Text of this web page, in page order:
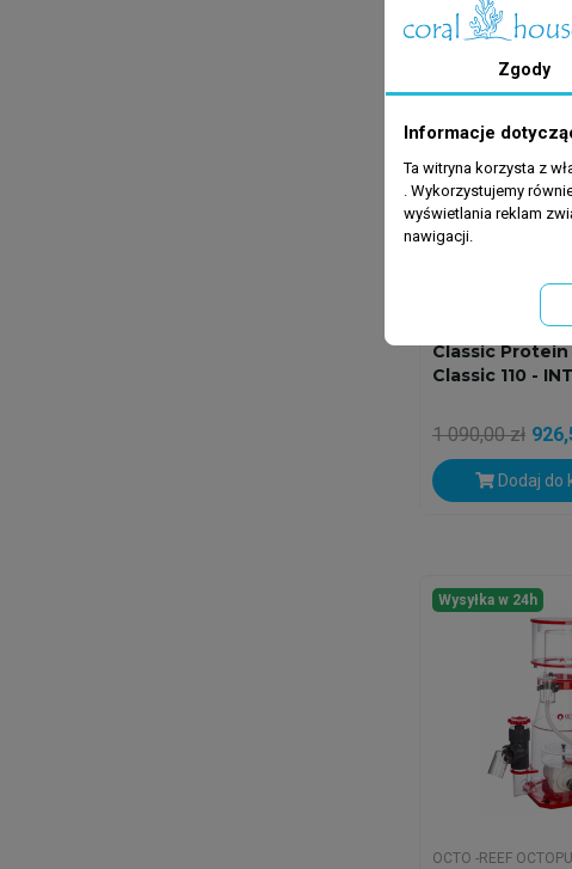
Wysyłka w 24h
OCTO -REEF OCTOPUS
Classic
Classic 110 -
1 090,00 zł
Dodaj do
Wysyłka w 24h
OCTO -REEF
Zgody
Informacje
Ta witryna korzysta z
. Wykorzystujemy
wyświetlania reklam
nawigacji.